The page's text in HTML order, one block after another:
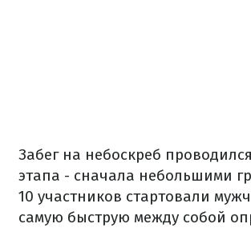
Забег на небоскреб
этапа - сначала небольшими
10 участников стартовали
самую быструю между собой